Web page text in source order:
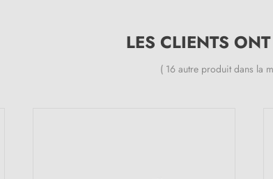
LES CLIENTS
( 16 autre produit dans la